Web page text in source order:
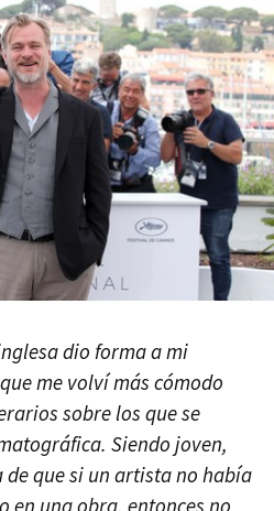
dio forma a mi
me volví más cómodo
sobre los que se
Siendo joven,
de que si un artista no había
en una obra, entonces no